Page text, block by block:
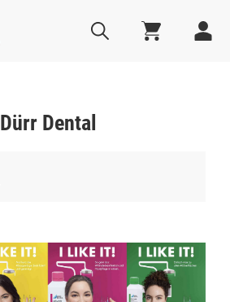
Dürr Dental